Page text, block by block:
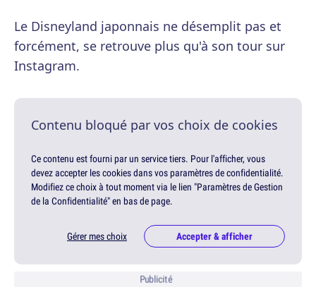
Le Disneyland japonnais ne désemplit pas et
forcément, se retrouve plus qu'à son tour sur
Instagram.
Contenu bloqué par vos choix de cookies
Ce contenu est fourni par un service tiers. Pour l'afficher, vous
devez accepter les cookies dans vos paramètres de confidentialité.
Modifiez ce choix à tout moment via le lien "Paramètres de Gestion
de la Confidentialité" en bas de page.
Gérer mes choix Accepter & afficher
Publicité